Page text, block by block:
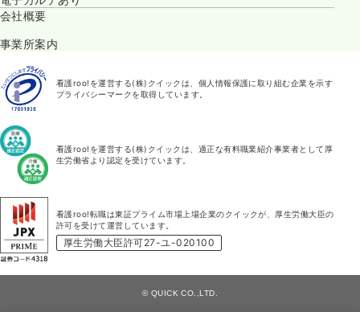
会社概要
事業所案内
看護roo!を運営する(株)クイックは、個人情報保護に取り組む企業を示す
プライバシーマークを取得しています。
看護roo!を運営する(株)クイックは、適正な有料職業紹介事業者として厚
生労働省より認定を受けています。
看護roo!転職は東証プライム市場上場企業のクイックが、厚生労働大臣の
許可を受けて運営しています。
厚生労働大臣許可27-ユ-020100
© QUICK CO.,LTD.